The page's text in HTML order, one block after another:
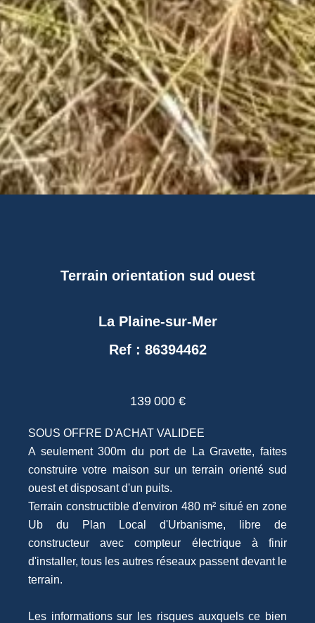
Terrain orientation sud ouest
La Plaine-sur-Mer
Ref : 86394462
139 000 €
SOUS OFFRE D'ACHAT VALIDEE
A seulement 300m du port de La Gravette, faites
construire votre maison sur un terrain orienté sud
ouest et disposant d'un puits.
Terrain constructible d'environ 480 m² situé en zone
Ub du Plan Local d'Urbanisme, libre de
constructeur avec compteur électrique à finir
d'installer, tous les autres réseaux passent devant le
terrain.
Les informations sur les risques auxquels ce bien